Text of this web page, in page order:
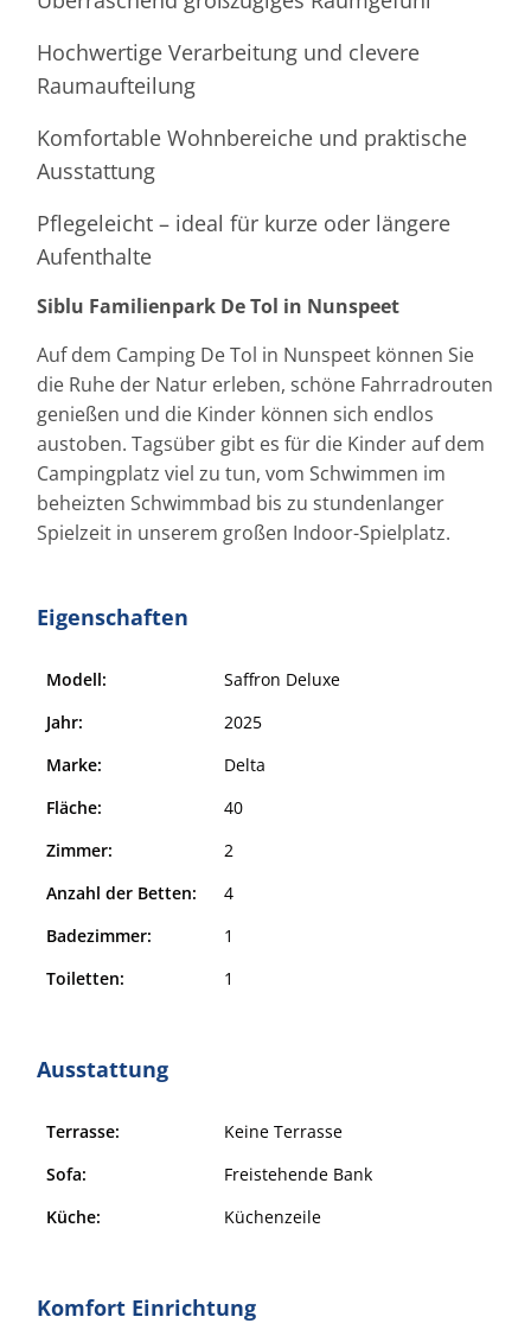
Hochwertige Verarbeitung und clevere
Raumaufteilung
Komfortable Wohnbereiche und praktische
Ausstattung
Pflegeleicht – ideal für kurze oder längere
Aufenthalte
Siblu Familienpark De Tol in Nunspeet
Auf dem Camping De Tol in Nunspeet können Sie
die Ruhe der Natur erleben, schöne Fahrradrouten
genießen und die Kinder können sich endlos
austoben. Tagsüber gibt es für die Kinder auf dem
Campingplatz viel zu tun, vom Schwimmen im
beheizten Schwimmbad bis zu stundenlanger
Spielzeit in unserem großen Indoor-Spielplatz.
Eigenschaften
Modell:
Saffron Deluxe
Jahr:
2025
Marke:
Delta
Fläche:
40
Zimmer:
2
Anzahl der Betten:
4
Badezimmer:
1
Toiletten:
1
Ausstattung
Terrasse:
Keine Terrasse
Sofa:
Freistehende Bank
Küche:
Küchenzeile
Komfort Einrichtung